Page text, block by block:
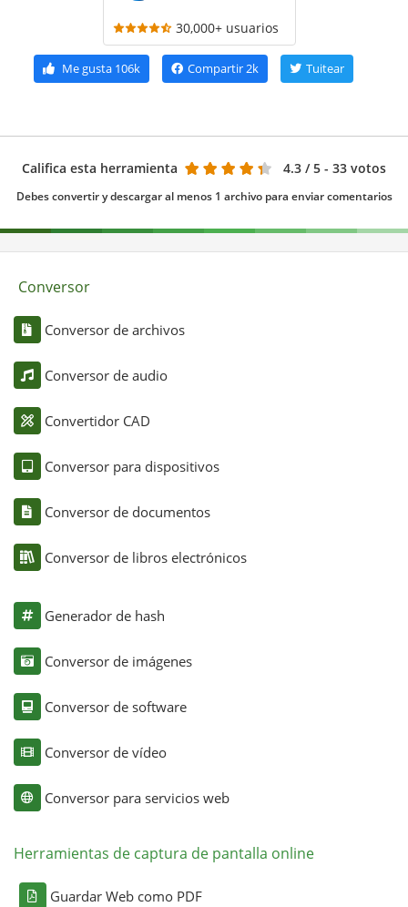
30,000+ usuarios
Me gusta106k Compartir2k Tuitear
Califica esta herramienta 4.3 / 5 - 33 votos
Debes convertir y descargar al menos 1 archivo para enviar comentarios
Conversor
Conversor de archivos
Conversor de audio
Convertidor CAD
Conversor para dispositivos
Conversor de documentos
Conversor de libros electrónicos
Generador de hash
Conversor de imágenes
Conversor de software
Conversor de vídeo
Conversor para servicios web
Herramientas de captura de pantalla online
Guardar Web como PDF